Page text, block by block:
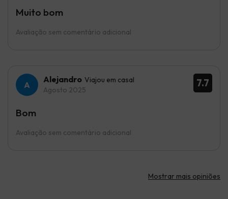
Avaliação sem comentário adicional
Muito bom
7.7
Alejandro Viajou em casal
Agosto 2025
Avaliação sem comentário adicional
Bom
Mostrar mais opiniões